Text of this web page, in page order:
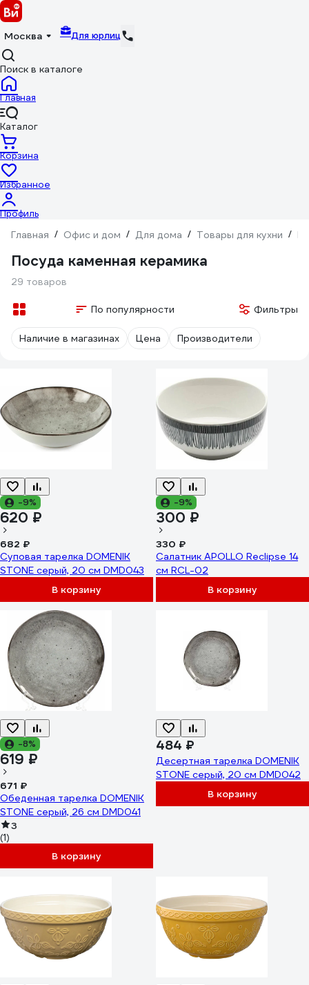
Москва Для юрлиц
Поиск в каталоге
Главная
Каталог
Корзина
Избранное
Профиль
Главная / Офис и дом / Для дома / Товары для кухни /
Посуда каменная керамика
29 товаров
По популярности Фильтры
Наличие в магазинах Цена Производители
-9%
620 ₽
682 ₽
Суповая тарелка DOMENIK
STONE серый, 20 см DMD043
В корзину
-9%
300 ₽
330 ₽
Салатник APOLLO Reclipse 14
см RCL-02
В корзину
-8%
619 ₽
671 ₽
Обеденная тарелка DOMENIK
STONE серый, 26 см DMD041
3
(1)
В корзину
484 ₽
Десертная тарелка DOMENIK
STONE серый, 20 см DMD042
В корзину